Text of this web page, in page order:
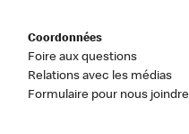
Coordonnées
Foire aux questions
Relations avec les médias
Formulaire pour nous joindre